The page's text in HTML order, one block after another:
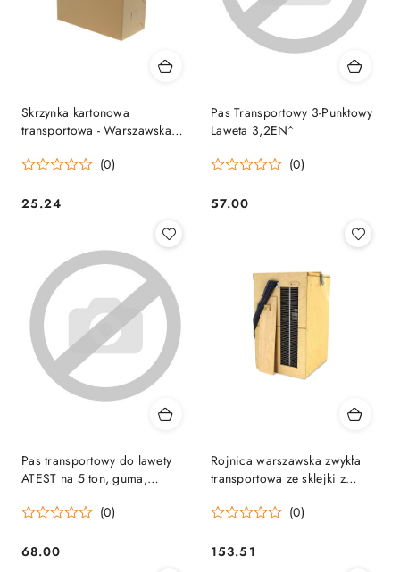
Skrzynka kartonowa
transportowa - Warszawska
(0)
Cena:
25.24
Pas Transportowy 3-Punktowy
Laweta 3,2EN^
(0)
Cena:
57.00
Pas transportowy do lawety
ATEST na 5 ton, guma,
(0)
Cena:
68.00
Rojnica warszawska zwykła
transportowa ze sklejki z
(0)
Cena:
153.51